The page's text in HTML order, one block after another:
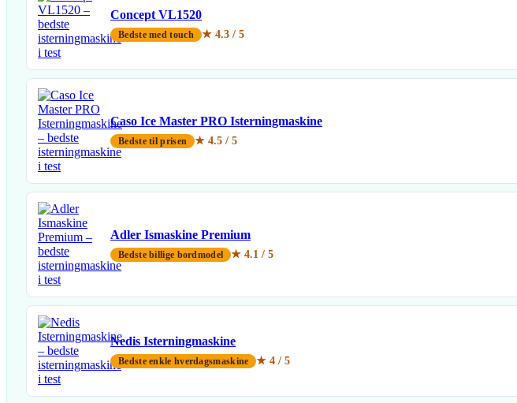
Concept VL1520
Bedste med touch ★ 4.3 / 5
Caso Ice Master PRO Isterningmaskine
Bedste til prisen ★ 4.5 / 5
Adler Ismaskine Premium
Bedste billige bordmodel ★ 4.1 / 5
Nedis Isterningmaskine
Bedste enkle hverdagsmaskine ★ 4 / 5